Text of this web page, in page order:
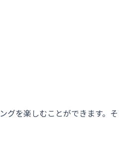
グを楽しむことができます。そ